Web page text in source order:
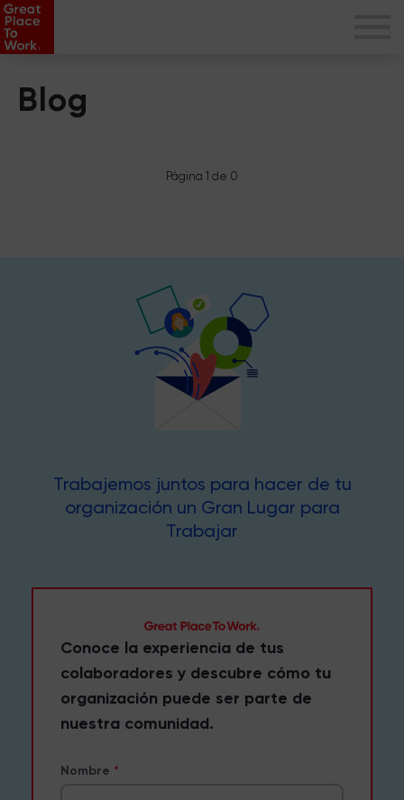
Blog
Página 1 de 0
Trabajemos juntos para hacer de tu
organización un Gran Lugar para
Trabajar
Conoce la experiencia de tus
colaboradores y descubre cómo tu
organización puede ser parte de
nuestra comunidad.
Nombre